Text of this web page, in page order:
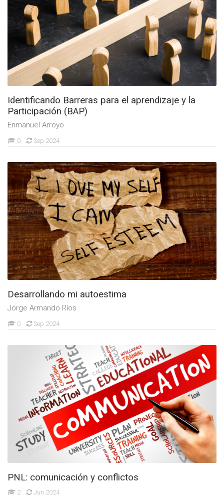
Identificando Barreras para el aprendizaje y la
Participación (BAP)
Enmanuel Arroyo
0 Sep 2024
Desarrollando mi autoestima
Jorge Armando Ríos
0 Sep 2024
PNL: comunicación y conflictos
2 Jun 2024